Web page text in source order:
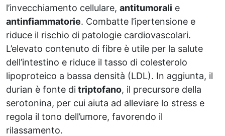
l’invecchiamento cellulare, antitumorali e
antinfiammatorie. Combatte l’ipertensione e
riduce il rischio di patologie cardiovascolari.
L’elevato contenuto di fibre è utile per la salute
dell’intestino e riduce il tasso di colesterolo
lipoproteico a bassa densità (LDL). In aggiunta, il
durian è fonte ditriptofano, il precursore della
serotonina, per cui aiuta ad alleviare lo stress e
regola il tono dell’umore, favorendo il
rilassamento.